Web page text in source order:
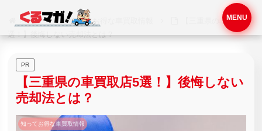
ホーム 知ってお得な車買取情報
【三重県の車買取店5
選！】後悔しない売却法とは？
PR
【三重県の車買取店5選！】後悔しない
売却法とは？
知ってお得な車買取情報
MENU